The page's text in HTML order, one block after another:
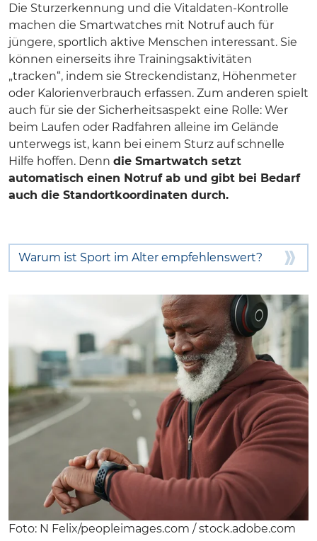
Die Sturzerkennung und die Vitaldaten-Kontrolle
machen die Smartwatches mit Notruf auch für
jüngere, sportlich aktive Menschen interessant. Sie
können einerseits ihre Trainingsaktivitäten
„tracken“, indem sie Streckendistanz, Höhenmeter
oder Kalorienverbrauch erfassen. Zum anderen spielt
auch für sie der Sicherheitsaspekt eine Rolle: Wer
beim Laufen oder Radfahren alleine im Gelände
unterwegs ist, kann bei einem Sturz auf schnelle
Hilfe hoffen. Denn die Smartwatch setzt
automatisch einen Notruf ab und gibt bei Bedarf
auch die Standortkoordinaten durch.
Warum ist Sport im Alter empfehlenswert?
Foto: N Felix/peopleimages.com / stock.adobe.com